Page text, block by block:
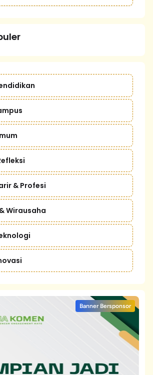
& Profesi
Wirausaha
Banner Bersponsor